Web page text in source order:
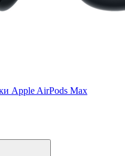
Apple AirPods Max